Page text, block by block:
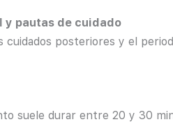
y pautas de cuidado
cuidados posteriores y el
suele durar entre 20 y 30